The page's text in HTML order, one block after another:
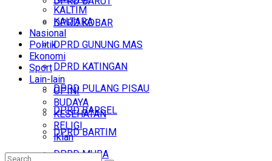
DPRD KOBAR
DPRD GUNUNG MAS
DPRD KATINGAN
DPRD PULANG PISAU
DPRD BARSEL
DPRD BARTIM
DPRD MURA
KALTIM
KALTARA
Nasional
Politik
Ekonomi
Sport
Lain-lain
OPINI
BUDAYA
KESEHATAN
RELIGI
Iklan